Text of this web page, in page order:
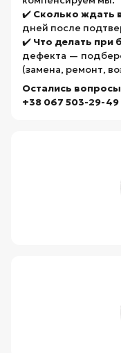
✔️ Сколько ждать
дней после
✔️ Что делать при
дефекта —
(замена, ремонт,
Остались
+38 067 503-29-49